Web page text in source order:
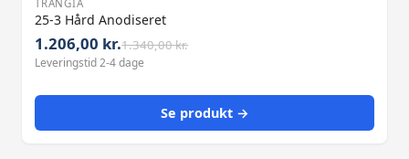
TRANGIA
25-3 Hård Anodiseret
1.206,00 kr.1.340,00 kr.
Leveringstid 2-4 dage
Se produkt →